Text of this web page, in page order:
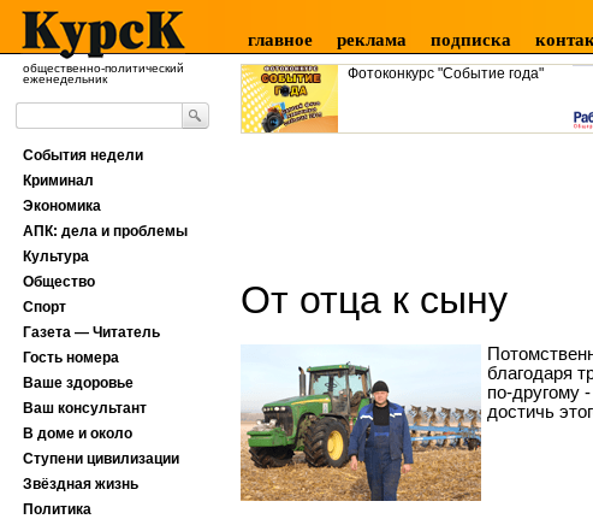
общественно-политический
еженедельник
главное реклама подписка
Фотоконкурс "Событие года"
От отца к сыну
благодаря
по-другому
достичь
События недели
Криминал
Экономика
АПК: дела и проблемы
Культура
Общество
Спорт
Газета — Читатель
Гость номера
Ваше здоровье
Ваш консультант
В доме и около
Ступени цивилизации
Звёздная жизнь
Политика